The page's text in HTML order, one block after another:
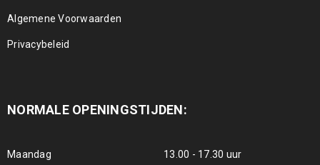
Algemene Voorwaarden
Privacybeleid
NORMALE OPENINGSTIJDEN:
Maandag 13.00 - 17.30 uur